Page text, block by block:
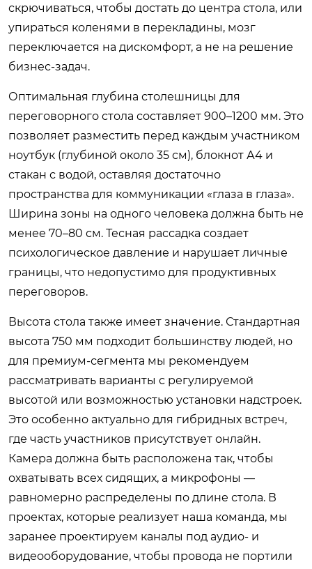
скрючиваться, чтобы достать до центра стола, или
упираться коленями в перекладины, мозг
переключается на дискомфорт, а не на решение
бизнес-задач.
Оптимальная глубина столешницы для
переговорного стола составляет 900–1200 мм. Это
позволяет разместить перед каждым участником
ноутбук (глубиной около 35 см), блокнот А4 и
стакан с водой, оставляя достаточно
пространства для коммуникации «глаза в глаза».
Ширина зоны на одного человека должна быть не
менее 70–80 см. Тесная рассадка создает
психологическое давление и нарушает личные
границы, что недопустимо для продуктивных
переговоров.
Высота стола также имеет значение. Стандартная
высота 750 мм подходит большинству людей, но
для премиум-сегмента мы рекомендуем
рассматривать варианты с регулируемой
высотой или возможностью установки надстроек.
Это особенно актуально для гибридных встреч,
где часть участников присутствует онлайн.
Камера должна быть расположена так, чтобы
охватывать всех сидящих, а микрофоны —
равномерно распределены по длине стола. В
проектах, которые реализует наша команда, мы
заранее проектируем каналы под аудио- и
видеооборудование, чтобы провода не портили